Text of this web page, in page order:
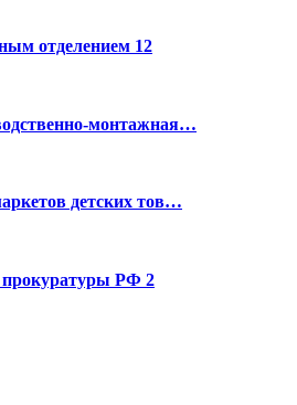
отделением 12
монтажная…
детских тов…
прокуратуры РФ 2